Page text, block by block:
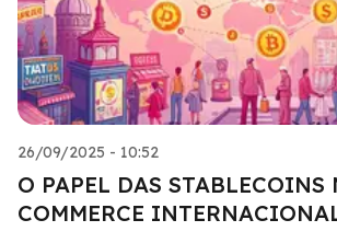
26/09/2025 - 10:52
O PAPEL DAS STABLECOINS
COMMERCE